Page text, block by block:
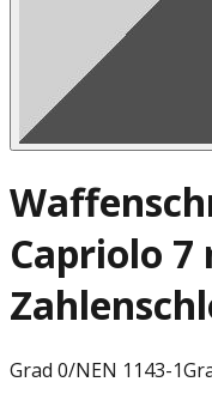
Capriolo 7
Grad 0/NEN 1143-1